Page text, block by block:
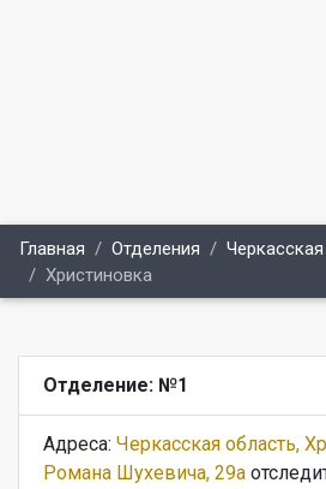
Главная Отделения
Христиновка
Отделение: №1
Адреса: Черкасская область,
Романа Шухевича, 29а